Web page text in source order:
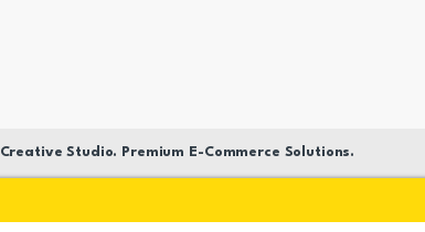
Creative Studio. Premium E-Commerce Solutions.